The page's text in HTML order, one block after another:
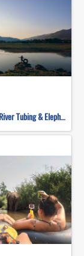
Trekking With River Tubing & Elephant